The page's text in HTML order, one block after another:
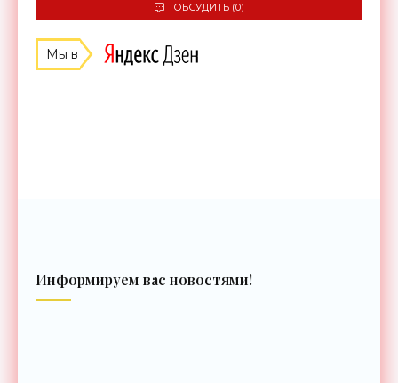
ОБСУДИТЬ (0)
Мы в
Информируем вас новостями!